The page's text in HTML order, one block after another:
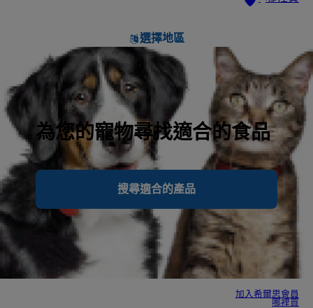
選擇地區
為您的寵物尋找適合的食品
搜尋適合的產品
加入希爾思會員
哪裡買